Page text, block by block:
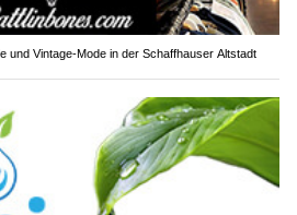
und Vintage-Mode in der Schaffhauser Altstadt